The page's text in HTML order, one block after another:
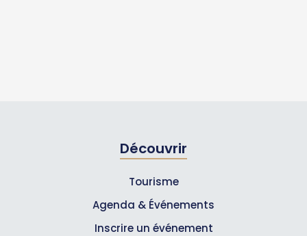
Découvrir
Tourisme
Agenda & Événements
Inscrire un événement